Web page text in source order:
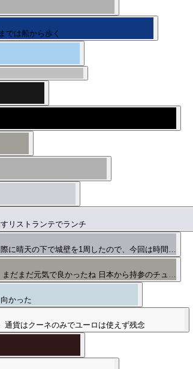
では船から歩く
リストランテでランチ
に晴天の下で城壁を1周したので、今回は時間…
だまだ元気で良かったね 日本から持参のチュ…
かった
通貨はクーネのみでユーロは使えず残念